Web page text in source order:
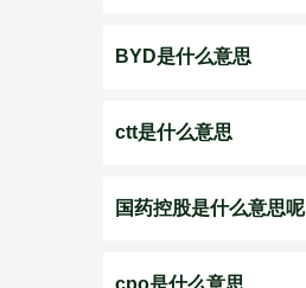
BYD是什么意思
ctt是什么意思
国药控股是什么意思呢
cpo是什么意思